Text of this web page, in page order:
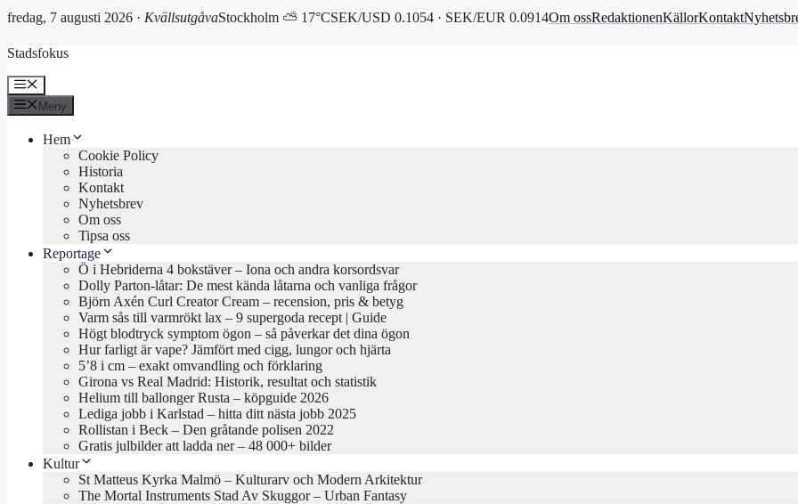
fredag, 7 augusti 2026 · KvällsutgåvaStockholm ⛅ 17°CSEK/USD 0.1054 · SEK/EUR 0.0914Om ossRedaktionenKällorKontakt
till
Stadsfokus
Meny
Meny
Hem
Cookie Policy
Historia
Kontakt
Nyhetsbrev
Om oss
Tipsa oss
Reportage
Ö i Hebriderna 4 bokstäver – Iona och andra korsordsvar
Dolly Parton-låtar: De mest kända låtarna och vanliga frågor
Björn Axén Curl Creator Cream – recension, pris & betyg
Varm sås till varmrökt lax – 9 supergoda recept | Guide
Högt blodtryck symptom ögon – så påverkar det dina ögon
Hur farligt är vape? Jämfört med cigg, lungor och hjärta
5’8 i cm – exakt omvandling och förklaring
Girona vs Real Madrid: Historik, resultat och statistik
Helium till ballonger Rusta – köpguide 2026
Lediga jobb i Karlstad – hitta ditt nästa jobb 2025
Rollistan i Beck – Den gråtande polisen 2022
Gratis julbilder att ladda ner – 48 000+ bilder
Kultur
St Matteus Kyrka Malmö – Kulturarv och Modern Arkitektur
The Mortal Instruments Stad Av Skuggor – Urban Fantasy